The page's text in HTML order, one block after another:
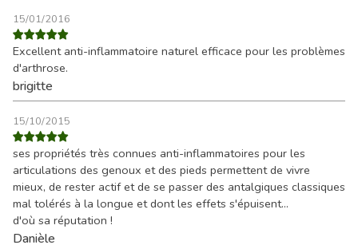
15/01/2016
Excellent anti-inflammatoire naturel efficace pour les problèmes
d'arthrose.
brigitte
15/10/2015
ses propriétés très connues anti-inflammatoires pour les
articulations des genoux et des pieds permettent de vivre
mieux, de rester actif et de se passer des antalgiques classiques
mal tolérés à la longue et dont les effets s'épuisent...
d'où sa réputation !
Danièle